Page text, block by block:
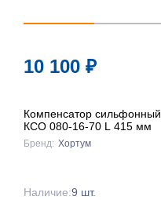
10 100 ₽
Компенсатор сильфонный
КСО 080-16-70 L 415 мм
Бренд: Хортум
Наличие:9 шт.